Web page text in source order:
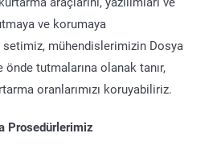
ve korumaya
setimiz, mühendislerimizin Dosya
önde tutmalarına olanak tanır,
oranlarımızı koruyabiliriz.
Prosedürlerimiz